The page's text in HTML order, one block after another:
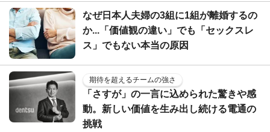
なぜ日本人夫婦の3組に1組が離婚するの
か...「価値観の違い」でも「セックスレ
ス」でもない本当の原因
期待を超えるチームの強さ
「さすが」の一言に込められた驚きや感
動。新しい価値を生み出し続ける電通の
挑戦